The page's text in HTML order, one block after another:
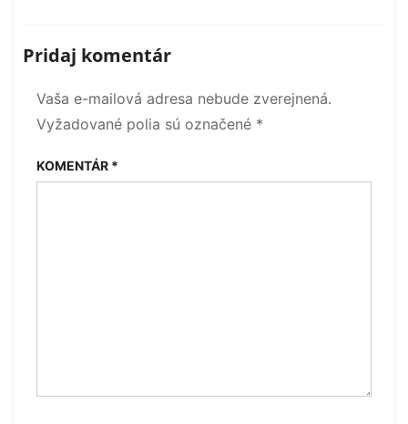
Pridaj komentár
Vaša e-mailová adresa nebude zverejnená.
Vyžadované polia sú označené *
KOMENTÁR *